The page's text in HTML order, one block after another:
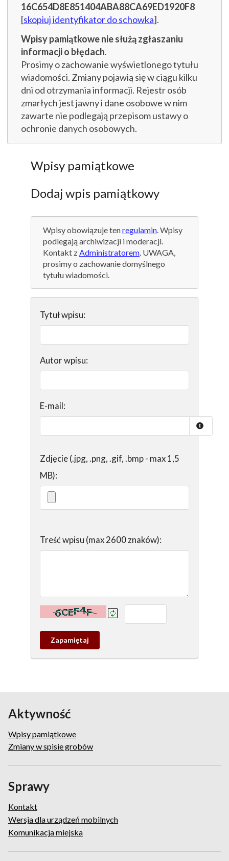
16C654D8E851404ABA88CA69ED1920F8
[skopiuj identyfikator do schowka].
Wpisy pamiątkowe nie służą zgłaszaniu
informacji o błędach.
Prosimy o zachowanie wyświetlonego tytułu
wiadomości. Zmiany pojawią się w ciągu kilku
dni od otrzymania informacji. Rejestr osób
zmarłych jest jawny i dane osobowe w nim
zawarte nie podlegają przepisom ustawy o
ochronie danych osobowych.
Wpisy pamiątkowe
Dodaj wpis pamiątkowy
Wpisy obowiązuje tenregulamin. Wpisy
podlegają archiwizacji i moderacji.
Kontakt zAdministratorem. UWAGA,
prosimy o zachowanie domyślnego
tytułu wiadomości.
Tytuł wpisu:
Autor wpisu:
E-mail:
Zdjęcie (.jpg, .png, .gif, .bmp - max 1,5
MB):
Treść wpisu (max 2600 znaków):
Kontrola - wprowadź tekst z obrazka:
Zapamietaj
wpis
Aktywność
Wpisy pamiątkowe
Zmiany w spisie grobów
Sprawy
Kontakt
Wersja dla urządzeń mobilnych
Komunikacja miejska